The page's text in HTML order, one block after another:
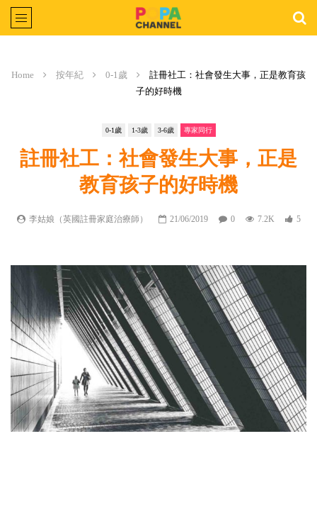
Home 按年紀 0-1歲
註冊社工：社會發生大事，正是教育孩
子的好時機
0-1歲 1-3歲 3-6歲 專家同行
註冊社工：社會發生大事，正是
教育孩子的好時機
李姑娘（英國註冊家庭治療師） 21/06/2019 0 7.2K 5